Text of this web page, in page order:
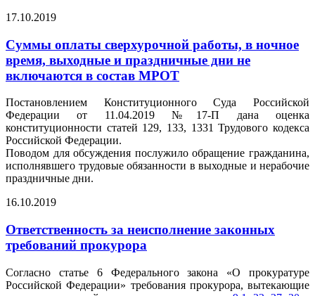
17.10.2019
Суммы оплаты сверхурочной работы, в ночное
время, выходные и праздничные дни не
включаются в состав МРОТ
Постановлением Конституционного Суда Российской
Федерации от 11.04.2019 №17-П дана оценка
конституционности статей 129, 133, 1331 Трудового кодекса
Российской Федерации.
Поводом для обсуждения послужило обращение гражданина,
исполнявшего трудовые обязанности в выходные и нерабочие
праздничные дни.
16.10.2019
Ответственность за неисполнение законных
требований прокурора
Согласно статье 6 Федерального закона «О прокуратуре
Российской Федерации» требования прокурора, вытекающие